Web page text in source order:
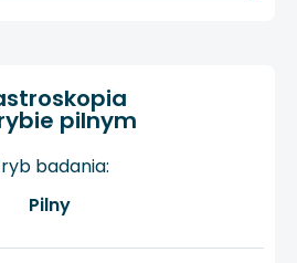
pilnym
badania:
Pilny